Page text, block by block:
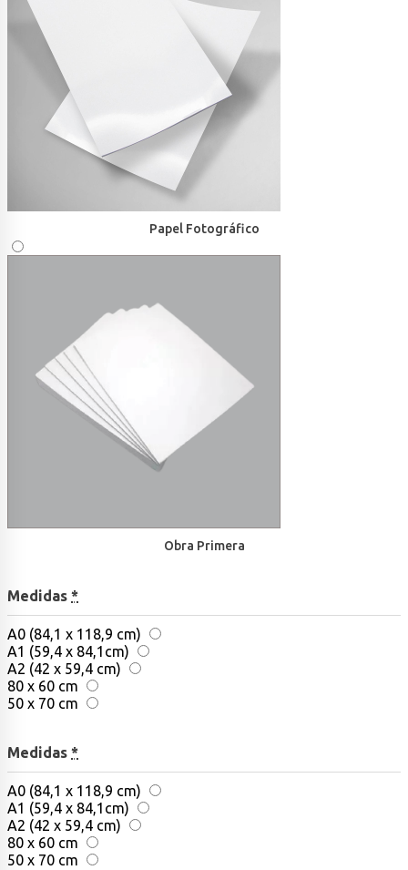
Papel Fotográfico
Obra Primera
Medidas *
A0 (84,1 x 118,9 cm)
A1 (59,4 x 84,1cm)
A2 (42 x 59,4 cm)
80 x 60 cm
50 x 70 cm
Medidas *
A0 (84,1 x 118,9 cm)
A1 (59,4 x 84,1cm)
A2 (42 x 59,4 cm)
80 x 60 cm
50 x 70 cm